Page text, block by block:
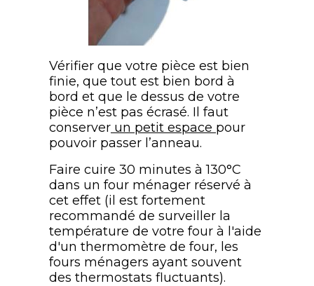
Vérifier que votre pièce est bien
finie, que tout est bien bord à
bord et que le dessus de votre
pièce n’est pas écrasé. Il faut
conserver un petit espace pour
pouvoir passer l’anneau.
Faire cuire 30 minutes à 130°C
dans un four ménager réservé à
cet effet (il est fortement
recommandé de surveiller la
température de votre four à l'aide
d'un thermomètre de four, les
fours ménagers ayant souvent
des thermostats fluctuants).